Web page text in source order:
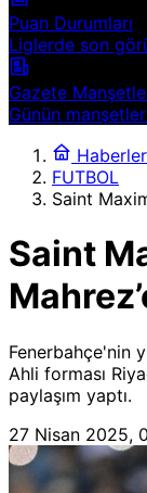
Puan Durumları
Liglerde son
Gazete
Günün
Haberler
FUTBOL
Saint
Saint
Fenerbahçe'nin
Ahli forması
paylaşım yaptı.
27 Nisan 2025,